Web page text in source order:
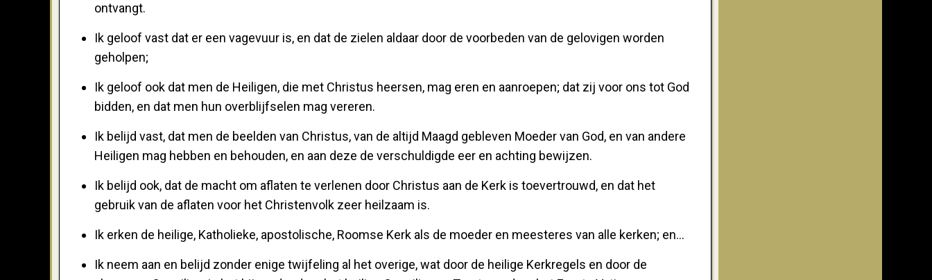
ontvangt.
Ik geloof vast dat er een vagevuur is, en dat de zielen aldaar door de voorbeden van de gelovigen worden
geholpen;
Ik geloof ook dat men de Heiligen, die met Christus heersen, mag eren en aanroepen; dat zij voor ons tot God
bidden, en dat men hun overblijfselen mag vereren.
Ik belijd vast, dat men de beelden van Christus, van de altijd Maagd gebleven Moeder van God, en van andere
Heiligen mag hebben en behouden, en aan deze de verschuldigde eer en achting bewijzen.
Ik belijd ook, dat de macht om aflaten te verlenen door Christus aan de Kerk is toevertrouwd, en dat het
gebruik van de aflaten voor het Christenvolk zeer heilzaam is.
Ik erken de heilige, Katholieke, apostolische, Roomse Kerk als de moeder en meesteres van alle kerken; en…
Ik neem aan en belijd zonder enige twijfeling al het overige, wat door de heilige Kerkregels en door de